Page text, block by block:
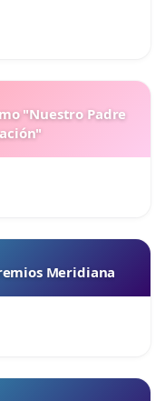
"Nuestro Padre
Meridiana